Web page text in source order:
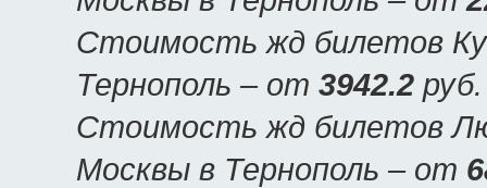
Стоимость жд билетов
Тернополь – от 3942.2 руб.
Стоимость жд билетов
Москвы в Тернополь – от